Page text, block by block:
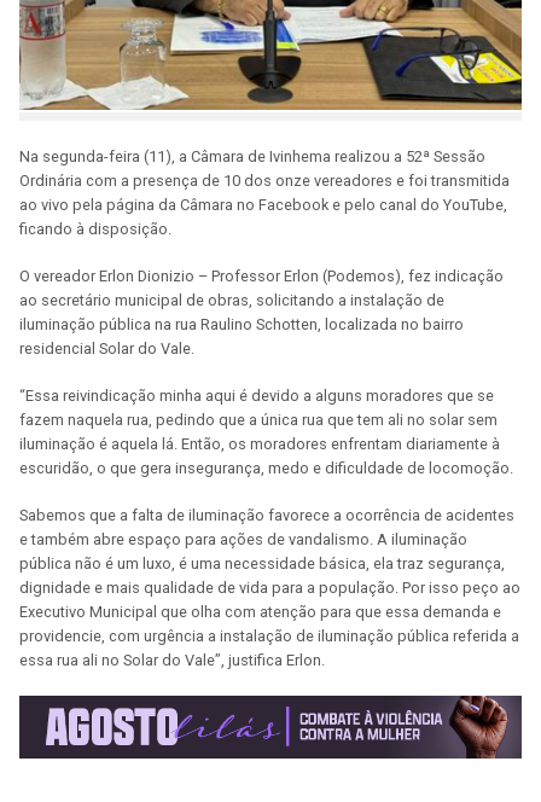
Na segunda-feira (11), a Câmara de Ivinhema realizou a 52ª Sessão
Ordinária com a presença de 10 dos onze vereadores e foi transmitida
ao vivo pela página da Câmara no Facebook e pelo canal do YouTube,
ficando à disposição.
O vereador Erlon Dionizio – Professor Erlon (Podemos), fez indicação
ao secretário municipal de obras, solicitando a instalação de
iluminação pública na rua Raulino Schotten, localizada no bairro
residencial Solar do Vale.
“Essa reivindicação minha aqui é devido a alguns moradores que se
fazem naquela rua, pedindo que a única rua que tem ali no solar sem
iluminação é aquela lá. Então, os moradores enfrentam diariamente à
escuridão, o que gera insegurança, medo e dificuldade de locomoção.
Sabemos que a falta de iluminação favorece a ocorrência de acidentes
e também abre espaço para ações de vandalismo. A iluminação
pública não é um luxo, é uma necessidade básica, ela traz segurança,
dignidade e mais qualidade de vida para a população. Por isso peço ao
Executivo Municipal que olha com atenção para que essa demanda e
providencie, com urgência a instalação de iluminação pública referida a
essa rua ali no Solar do Vale”, justifica Erlon.